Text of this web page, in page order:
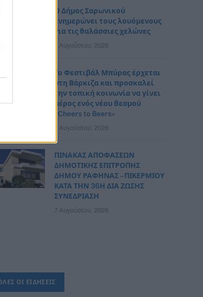
Ο Δήμος Σαρωνικού
ενημερώνει τους λουόμενους
για τις θαλάσσιες χελώνες
7 Αυγούστου, 2026
Το Φεστιβάλ Μπύρας έρχεται
στη Βάρκιζα και προσκαλεί
την τοπική κοινωνία να γίνει
μέρος ενός νέου θεσμού
«Cheers to Beers»
7 Αυγούστου, 2026
ΠΙΝΑΚΑΣ ΑΠΟΦΑΣΕΩΝ
ΔΗΜΟΤΙΚΗΣ ΕΠΙΤΡΟΠΗΣ
ΔΗΜΟΥ ΡΑΦΗΝΑΣ – ΠΙΚΕΡΜΙΟΥ
ΚΑΤΑ ΤΗΝ 36Η ΔΙΑ ΖΩΣΗΣ
ΣΥΝΕΔΡΙΑΣΗ
7 Αυγούστου, 2026
ΟΙ ΕΙΔΗΣΕΙΣ